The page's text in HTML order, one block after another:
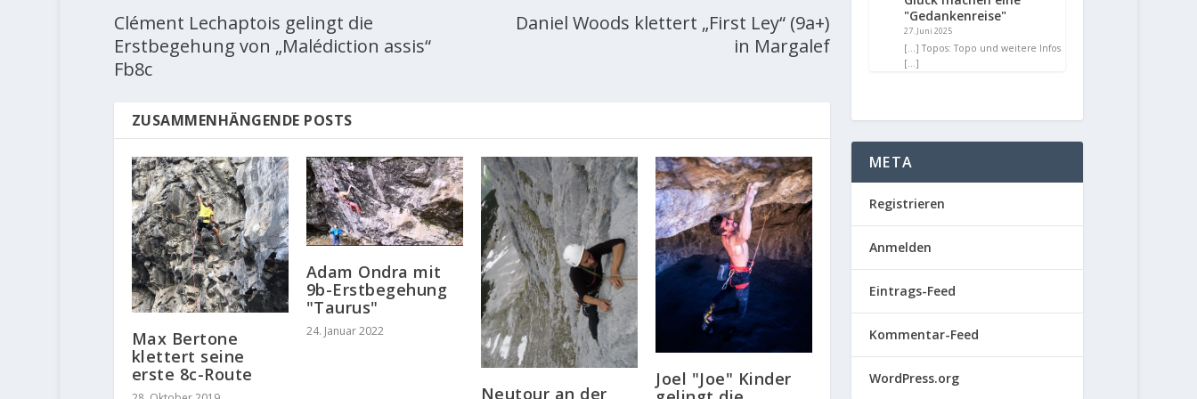
Clément Lechaptois gelingt die
Erstbegehung von „Malédiction assis“
Fb8c
Daniel Woods klettert „First Ley“ (9a+)
in Margalef
ZUSAMMENHÄNGENDE POSTS
Max Bertone
klettert seine
erste 8c-Route
Adam Ondra mit
9b-Erstbegehung
"Taurus"
24. Januar 2022
Neutour an der
Joel "Joe" Kinder
"Gedankenreise"
27. Juni 2025
[…] Topos: Topo und weitere Infos
[…]
META
Registrieren
Anmelden
Eintrags-Feed
Kommentar-Feed
WordPress.org